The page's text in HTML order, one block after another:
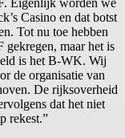
Eigenlijk worden we
Casino en dat botst
Tot nu toe hebben
maar het is
is het B-WK. Wij
de organisatie van
De rijksoverheid
dat het niet
rekest.”